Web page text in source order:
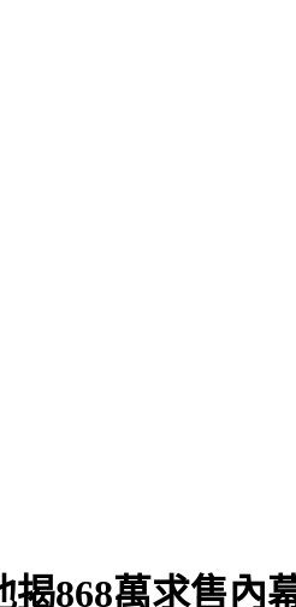
868萬求售內